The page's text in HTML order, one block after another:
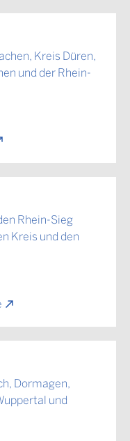
Kreis Düren,
und der Rhein-
Rhein-Sieg
Kreis und den
Dormagen,
und